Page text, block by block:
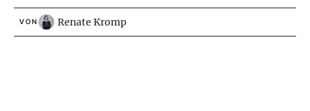
VON Renate Kromp